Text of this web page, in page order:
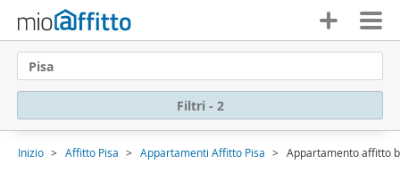
Pisa
Filtri - 2
Inizio Affitto Pisa Appartamenti Affitto Pisa Appartamento affitto